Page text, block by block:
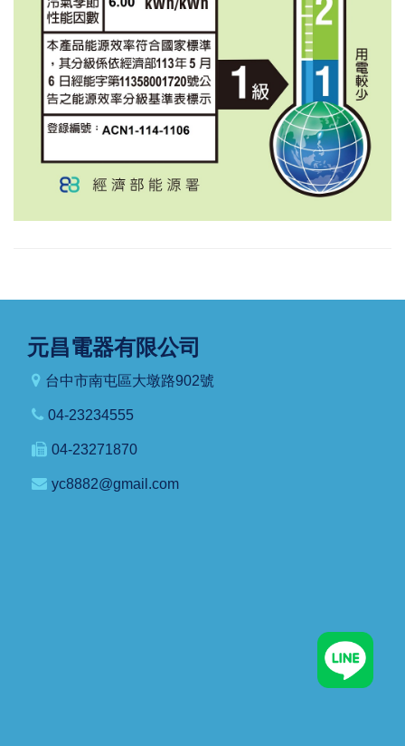
元昌電器有限公司
台中市南屯區大墩路902號
04-23234555
04-23271870
yc8882@gmail.com